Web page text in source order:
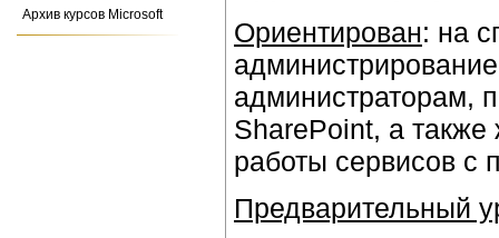
Архив курсов Microsoft
Ориентирован: на
администраторам,
SharePoint, а
работы сервисов с
Предварительный